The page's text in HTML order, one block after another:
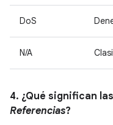
DoS
N/A
4. ¿Qué significan
Referencias?